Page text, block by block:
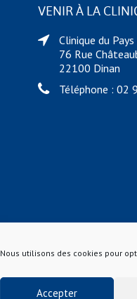
Nous utilisons des cookies pour
Accepter
VENIR À LA
Clinique du Pays
76 Rue
22100 Dinan
Téléphone : 02